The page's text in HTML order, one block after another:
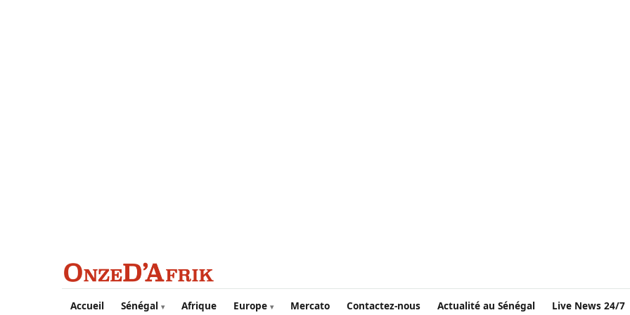
Aller au contenu principal
Accueil Sénégal Afrique Europe Mercato Contactez-nous Actualité au Sénégal Live News 24/7